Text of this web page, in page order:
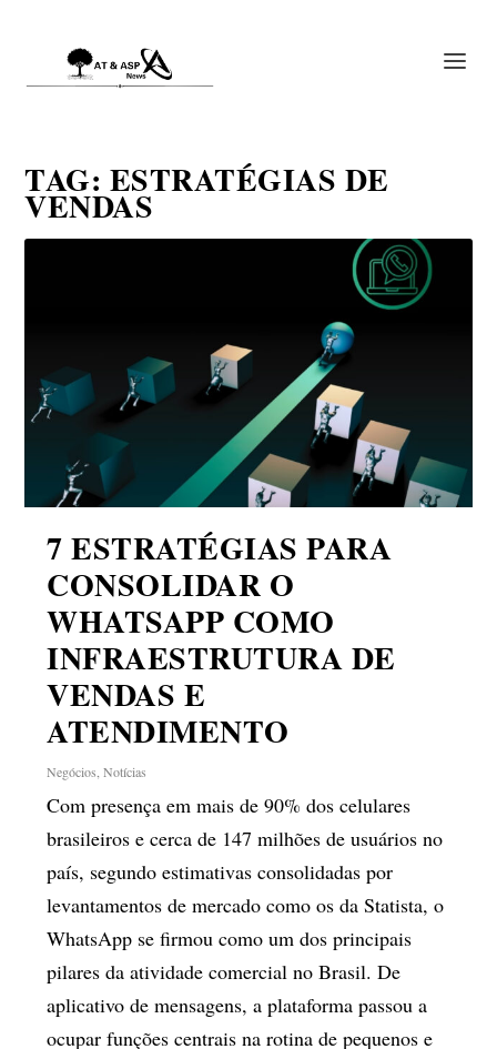
TAG: ESTRATÉGIAS DE
VENDAS
7 ESTRATÉGIAS PARA
CONSOLIDAR O
WHATSAPP COMO
INFRAESTRUTURA DE
VENDAS E
ATENDIMENTO
Negócios ,Notícias
Com presença em mais de 90% dos celulares
brasileiros e cerca de 147 milhões de usuários no
país, segundo estimativas consolidadas por
levantamentos de mercado como os da Statista, o
WhatsApp se firmou como um dos principais
pilares da atividade comercial no Brasil. De
aplicativo de mensagens, a plataforma passou a
ocupar funções centrais na rotina de pequenos e